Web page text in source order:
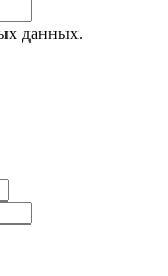
данных.